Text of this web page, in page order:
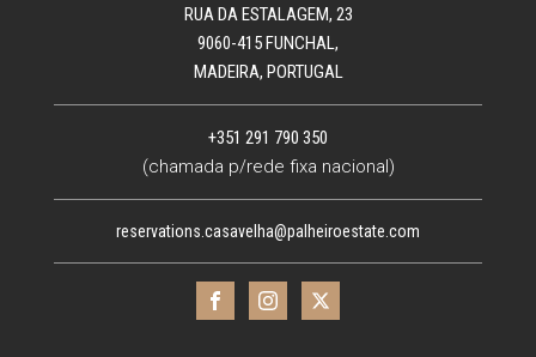
RUA DA ESTALAGEM, 23
9060-415 FUNCHAL,
MADEIRA, PORTUGAL
+351 291 790 350
(chamada p/rede fixa nacional)
reservations.casavelha@palheiroestate.com